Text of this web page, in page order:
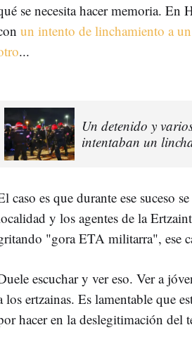
se necesita hacer memoria. En
un intento de linchamiento a
...
Un detenido y
intentaban un
caso es que durante ese suceso
y los agentes de la
"gora ETA militarra", ese
escuchar y ver eso. Ver a
los ertzainas. Es lamentable que
hacer en la deslegitimación del